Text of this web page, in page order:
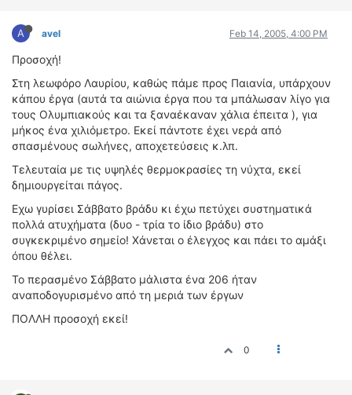
A avel Feb 14, 2005, 4:00 PM
Προσοχή!
Στη λεωφόρο Λαυρίου, καθώς πάμε προς Παιανία, υπάρχουν
κάπου έργα (αυτά τα αιώνια έργα που τα μπάλωσαν λίγο για
τους Ολυμπιακούς και τα ξαναέκαναν χάλια έπειτα ), για
μήκος ένα χιλιόμετρο. Εκεί πάντοτε έχει νερά από
σπασμένους σωλήνες, αποχετεύσεις κ.λπ.
Τελευταία με τις υψηλές θερμοκρασίες τη νύχτα, εκεί
δημιουργείται πάγος.
Εχω γυρίσει Σάββατο βράδυ κι έχω πετύχει συστηματικά
πολλά ατυχήματα (δυο - τρία το ίδιο βράδυ) στο
συγκεκριμένο σημείο! Χάνεται ο έλεγχος και πάει το αμάξι
όπου θέλει.
Το περασμένο Σάββατο μάλιστα ένα 206 ήταν
αναποδογυρισμένο από τη μεριά των έργων
ΠΟΛΛΗ προσοχή εκεί!
0